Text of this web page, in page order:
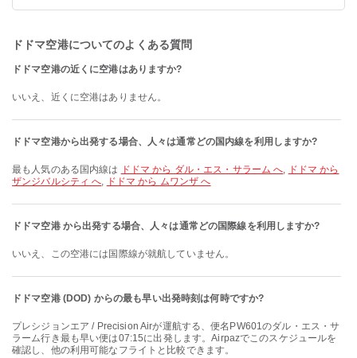
ドドマ空港についてのよくある質問
ドドマ空港の近くに空港はありますか?
いいえ、近くに空港はありません。
ドドマ空港から出発する場合、人々は通常どの国内線を利用しますか?
最も人気のある国内線は ドドマ から ダル・エス・サラーム へ, ドドマ から
ザンジバルシティ へ, ドドマ から ムワンザ へ
ドドマ空港 から出発する場合、人々は通常どの国際線を利用しますか?
いいえ、この空港には国際線が就航していません。
ドドマ空港 (DOD) からの最も早い出発時刻は何時ですか?
プレシジョンエア / Precision Airが運航する、便名PW601のダル・エス・サ
ラーム行き最も早い便は07:15に出発します。Airpazでこのスケジュールを
確認し、他の利用可能なフライトと比較できます。